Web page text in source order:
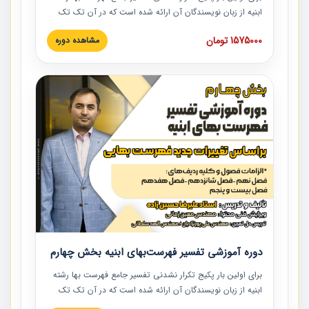
ابنیه از زبان نویسندگان آن ارائه شده است که در آن تک تک
ردیف ها و مطالب فهرست بها تفسیر و ارائه شده است. این
دوره به صورت کامل تصویری بوده و به همراه تصاویر عملیات
دوره با کلام مهندس علیرضاحسین‌زاده مدیر پروژه مهندسی
مشاور در امر بازنگری فهرست بها رشته ابنیه ارائه شده و به تمام
همکارانی که در حوزه صنعت ساخت در حال فعالیت هستند حتما
توصیه می کنیم از مطالب این دوره استفاده نمایند.
1575000 تومان مشاهده دوره
دوره آموزشی تفسیر فهرست‌بهای ابنیه بخش چهارم
برای اولین بار پکیج تکرار نشدنی تفسیر جامع فهرست بها رشته
ابنیه از زبان نویسندگان آن ارائه شده است که در آن تک تک
ردیف ها و مطالب فهرست بها تفسیر و ارائه شده است. این